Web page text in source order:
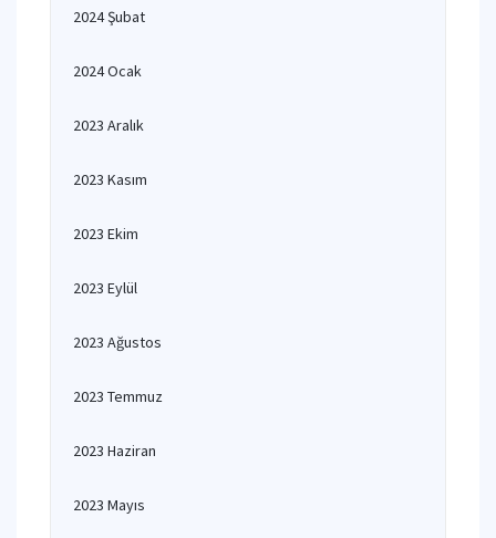
2024 Şubat
2024 Ocak
2023 Aralık
2023 Kasım
2023 Ekim
2023 Eylül
2023 Ağustos
2023 Temmuz
2023 Haziran
2023 Mayıs